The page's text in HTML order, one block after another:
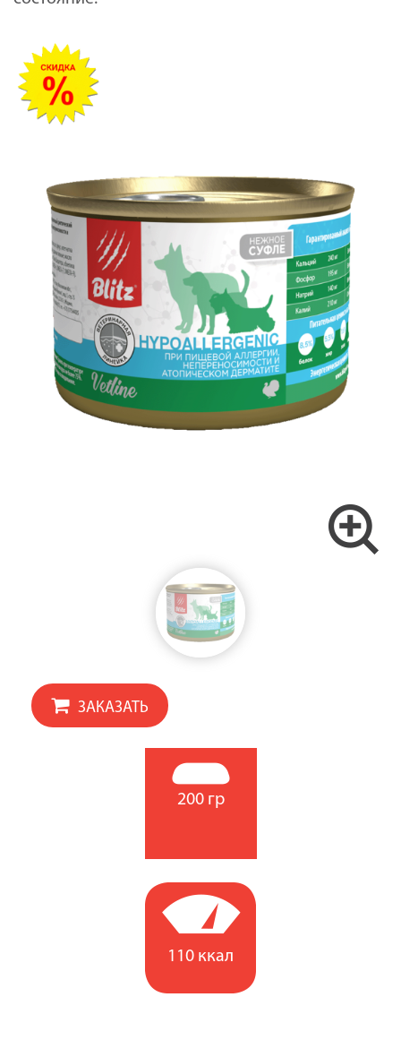
ЗАКАЗАТЬ
200 гр
110 ккал